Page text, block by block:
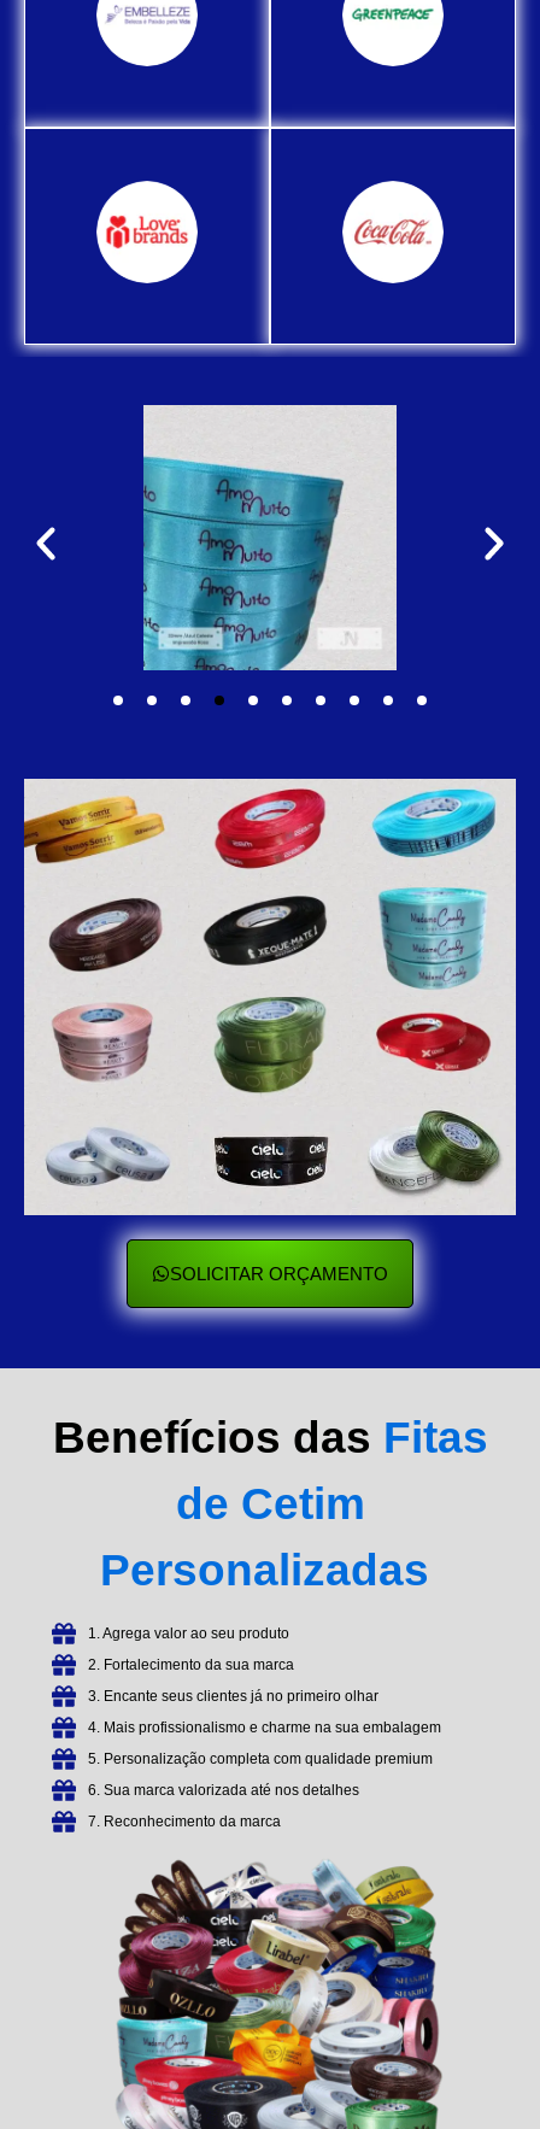
SOLICITAR ORÇAMENTO
Benefícios das Fitas
de Cetim
Personalizadas
1. Agrega valor ao seu produto
2. Fortalecimento da sua marca
3. Encante seus clientes já no primeiro olhar
4. Mais profissionalismo e charme na sua embalagem
5. Personalização completa com qualidade premium
6. Sua marca valorizada até nos detalhes
7. Reconhecimento da marca